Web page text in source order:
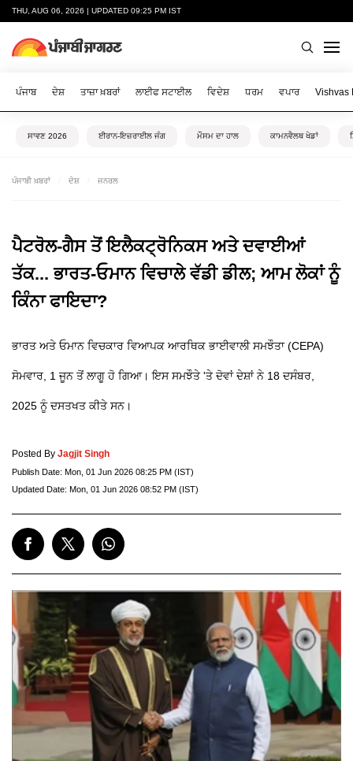
THU, AUG 06, 2026 | UPDATED 09:25 PM IST
ਪੰਜਾਬ ਦੇਸ਼ ਤਾਜ਼ਾ ਖ਼ਬਰਾਂ ਲਾਈਫ ਸਟਾਈਲ ਵਿਦੇਸ਼ ਧਰਮ ਵਪਾਰ Vishvas
ਸਾਵਣ 2026 ਈਰਾਨ-ਇਜ਼ਰਾਈਲ ਜੰਗ ਮੌਸਮ ਦਾ ਹਾਲ ਕਾਮਨਵੈਲਥ ਖੇਡਾਂ
ਪੰਜਾਬੀ ਖ਼ਬਰਾਂ ਦੇਸ਼ ਜਨਰਲ
ਪੈਟਰੋਲ-ਗੈਸ ਤੋਂ ਇਲੈਕਟ੍ਰੋਨਿਕਸ ਅਤੇ ਦਵਾਈਆਂ
ਤੱਕ... ਭਾਰਤ-ਓਮਾਨ ਵਿਚਾਲੇ ਵੱਡੀ ਡੀਲ; ਆਮ ਲੋਕਾਂ ਨੂੰ
ਕਿੰਨਾ ਫਾਇਦਾ?
ਭਾਰਤ ਅਤੇ ਓਮਾਨ ਵਿਚਕਾਰ ਵਿਆਪਕ ਆਰਥਿਕ ਭਾਈਵਾਲੀ ਸਮਝੌਤਾ (CEPA)
ਸੋਮਵਾਰ, 1 ਜੂਨ ਤੋਂ ਲਾਗੂ ਹੋ ਗਿਆ। ਇਸ ਸਮਝੌਤੇ 'ਤੇ ਦੋਵਾਂ ਦੇਸ਼ਾਂ ਨੇ 18 ਦਸੰਬਰ,
2025 ਨੂੰ ਦਸਤਖਤ ਕੀਤੇ ਸਨ।
Posted By Jagjit Singh
Publish Date: Mon, 01 Jun 2026 08:25 PM (IST)
Updated Date: Mon, 01 Jun 2026 08:52 PM (IST)